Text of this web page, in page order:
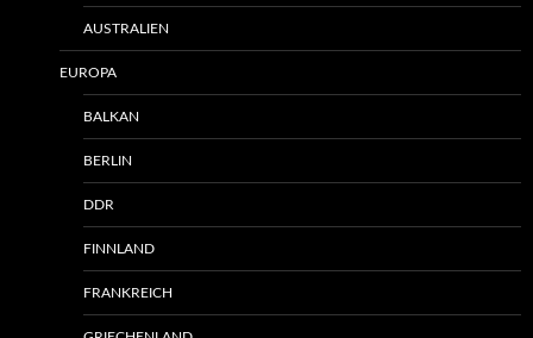
AUSTRALIEN
EUROPA
BALKAN
BERLIN
DDR
FINNLAND
FRANKREICH